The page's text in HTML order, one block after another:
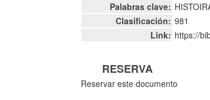
Palabras clave:
Clasificación: 981
Link: https://
RESERVA
Reservar este documento